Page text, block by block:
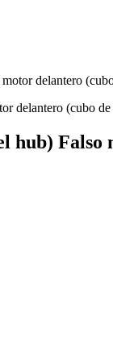
delantero
hub) Falso